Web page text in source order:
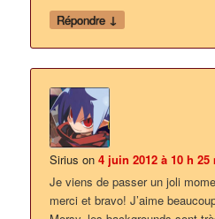
Répondre ↓
Sirius on4 juin 2012 à 10 h 25
Je viens de passer un joli
merci et bravo! J’aime